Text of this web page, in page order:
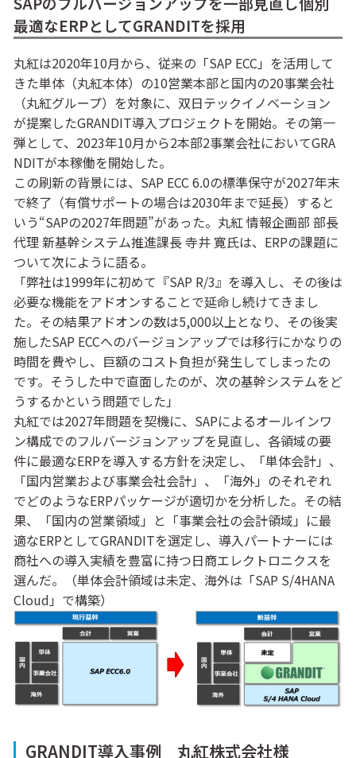
最適なERPとしてGRANDITを採用
丸紅は2020年10月から、従来の「SAP ECC」を活用して
きた単体（丸紅本体）の10営業本部と国内の20事業会社
（丸紅グループ）を対象に、双日テックイノベーション
が提案したGRANDIT導入プロジェクトを開始。その第一
弾として、2023年10月から2本部2事業会社においてGRA
NDITが本稼働を開始した。
この刷新の背景には、SAP ECC 6.0の標準保守が2027年末
で終了（有償サポートの場合は2030年まで延長）すると
いう“SAPの2027年問題”があった。丸紅 情報企画部 部長
代理 新基幹システム推進課長 寺井 寛氏は、ERPの課題に
ついて次にように語る。
「弊社は1999年に初めて『SAP R/3』を導入し、その後は
必要な機能をアドオンすることで延命し続けてきまし
た。その結果アドオンの数は5,000以上となり、その後実
施したSAP ECCへのバージョンアップでは移行にかなりの
時間を費やし、巨額のコスト負担が発生してしまったの
です。そうした中で直面したのが、次の基幹システムをど
うするかという問題でした」
丸紅では2027年問題を契機に、SAPによるオールインワ
ン構成でのフルバージョンアップを見直し、各領域の要
件に最適なERPを導入する方針を決定し、「単体会計」、
「国内営業および事業会社会計」、「海外」のそれぞれ
でどのようなERPパッケージが適切かを分析した。その結
果、「国内の営業領域」と「事業会社の会計領域」に最
適なERPとしてGRANDITを選定し、導入パートナーには
商社への導入実績を豊富に持つ日商エレクトロニクスを
選んだ。（単体会計領域は未定、海外は「SAP S/4HANA
Cloud」で構築）
GRANDIT導入事例 丸紅株式会社様